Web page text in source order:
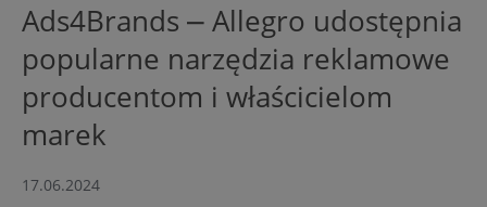
Ads4Brands ⎼ Allegro udostępnia
popularne narzędzia reklamowe
producentom i właścicielom
marek
17.06.2024